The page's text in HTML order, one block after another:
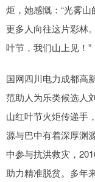
炬，她感慨：“光雾
更多人向往这片彩林
叶节，我们山上见！”
国网四川电力成都高
范助人为乐类候选人
山红叶节火炬传递手
源与巴中有着深厚渊
中参与抗洪救灾，
助力精准脱贫。多年